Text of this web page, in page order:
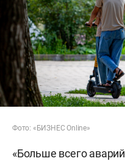
Фото: «БИЗНЕС Online»
«Больше всего